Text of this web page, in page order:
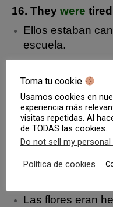
16. They were
Ellos estaban
escuela.
Nosotros
pasado.
18. Youwere
Tú siempre
Las flores eran
Toma tu cookie
Usamos cookies en
experiencia más
visitas repetidas. Al
de TODAS las cookies.
Do not sell my
Política de cookies